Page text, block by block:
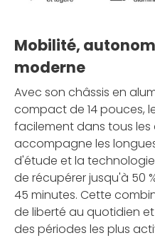
Mobilité,
moderne
Avec son châssis en
compact de 14 pouces,
facilement dans tous
accompagne les
d'étude et la technologie
de récupérer jusqu'à 50
45 minutes. Cette
de liberté au quotidien
des périodes les plus